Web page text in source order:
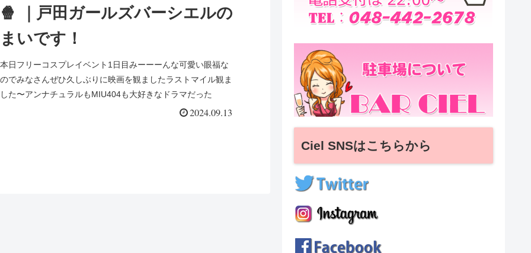
🍿 ｜戸田ガールズバーシエルの
まいです！
本日フリーコスプレイベント1日目みーーーんな可愛い眼福な
のでみなさんぜひ久しぶりに映画を観ましたラストマイル観ま
した〜アンナチュラルもMIU404も大好きなドラマだった
2024.09.13
Ciel SNSはこちらから